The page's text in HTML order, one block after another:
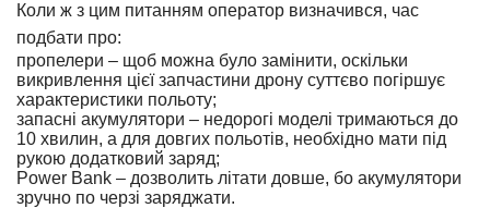
Коли ж з цим питанням оператор визначився, час
подбати про:
пропелери – щоб можна було замінити, оскільки
викривлення цієї запчастини дрону суттєво погіршує
характеристики польоту;
запасні акумулятори – недорогі моделі тримаються до
10 хвилин, а для довгих польотів, необхідно мати під
рукою додатковий заряд;
Power Bank – дозволить літати довше, бо акумулятори
зручно по черзі заряджати.